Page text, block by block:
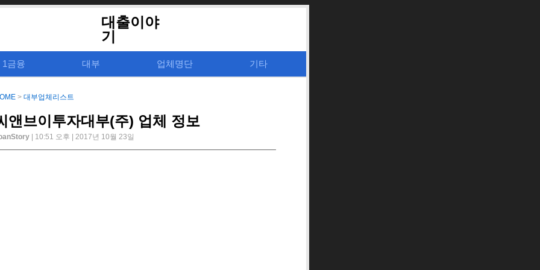
대출이야
기
1금융 대부 업체명단 기타
> 대부업체리스트
앤브이투자대부(주) 업체 정보
| 10:51 오후 | 2017년 10월 23일